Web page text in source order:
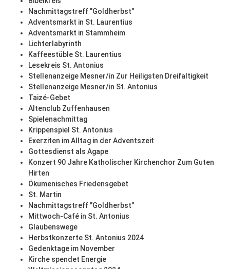
Nachmittagstreff "Goldherbst"
Adventsmarkt in St. Laurentius
Adventsmarkt in Stammheim
Lichterlabyrinth
Kaffeestüble St. Laurentius
Lesekreis St. Antonius
Stellenanzeige Mesner/in Zur Heiligsten Dreifaltigkeit
Stellenanzeige Mesner/in St. Antonius
Taizé-Gebet
Altenclub Zuffenhausen
Spielenachmittag
Krippenspiel St. Antonius
Exerziten im Alltag in der Adventszeit
Gottesdienst als Agape
Konzert 90 Jahre Katholischer Kirchenchor Zum Guten
Hirten
Ökumenisches Friedensgebet
St. Martin
Nachmittagstreff "Goldherbst"
Mittwoch-Café in St. Antonius
Glaubenswege
Herbstkonzerte St. Antonius 2024
Gedenktage im November
Kirche spendet Energie